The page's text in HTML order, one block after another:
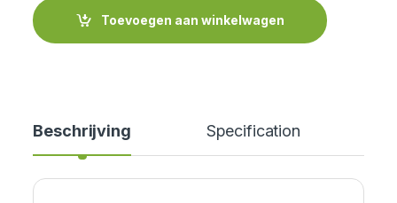
Toevoegen aan winkelwagen
Beschrijving Specification